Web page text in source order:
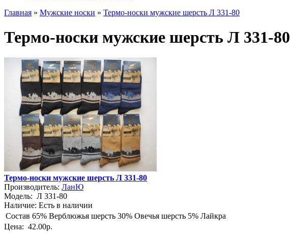
Главная » Мужские носки » Термо-носки мужские шерсть Л 331-80
Термо-носки мужские шерсть Л 331-80
Термо-носки мужские шерсть Л 331-80
Производитель: ЛанЮ
Модель: Л 331-80
Наличие: Есть в наличии
Состав 65% Верблюжья шерсть 30% Овечья шерсть 5% Лайкра
Цена: 42.00р.